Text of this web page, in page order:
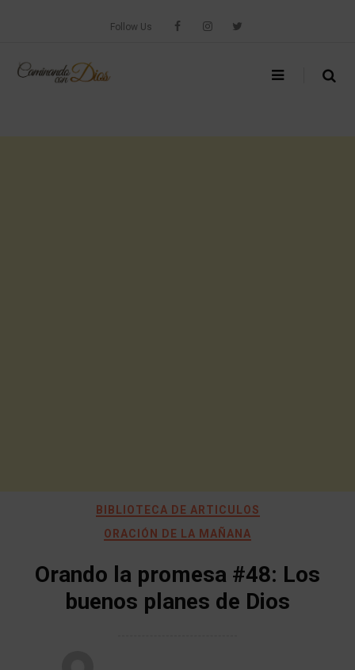
Follow Us
BIBLIOTECA DE ARTICULOS
ORACIÓN DE LA MAÑANA
Orando la promesa #48: Los
buenos planes de Dios